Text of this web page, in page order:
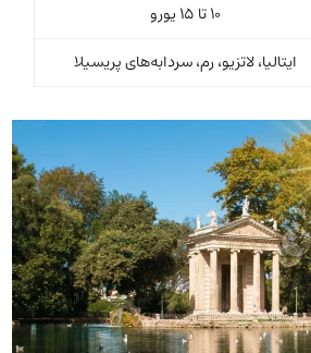
10 تا 15 یورو
ایتالیا، لاتزیو، رم، سردابه‌های پریسیلا